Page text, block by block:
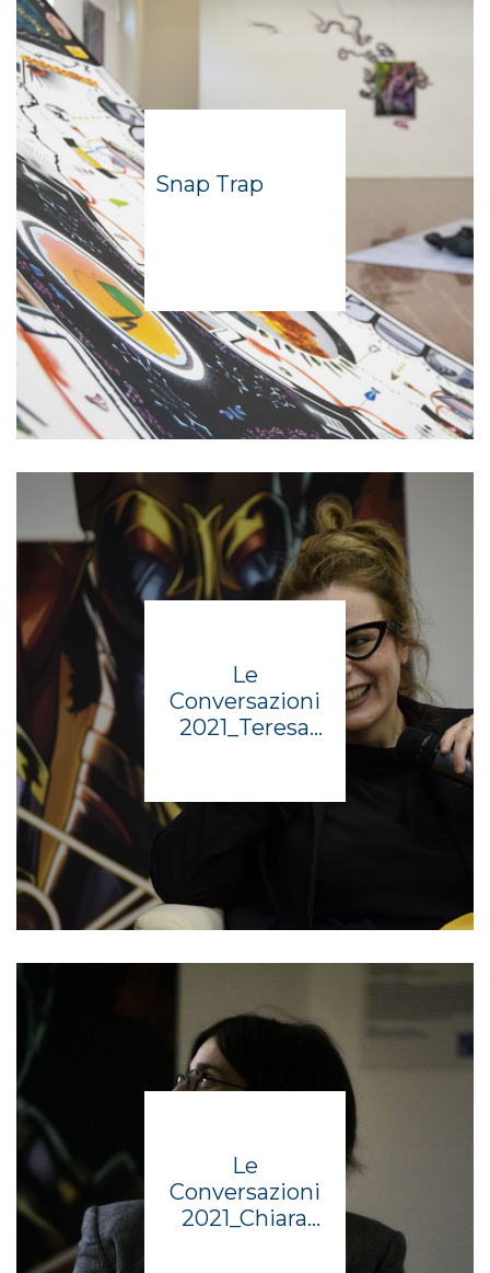
Snap Trap
Le
Conversazioni
2021_Teresa
Le
Conversazioni
2021_Chiara